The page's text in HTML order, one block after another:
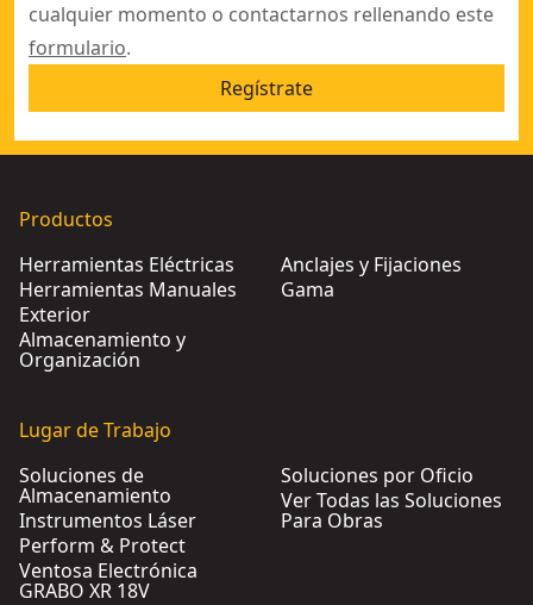
cualquier momento o contactarnos rellenando este
formulario.
Regístrate
Productos
Herramientas Eléctricas
Herramientas Manuales
Exterior
Almacenamiento y
Organización
Anclajes y Fijaciones
Gama
Lugar de Trabajo
Soluciones de
Almacenamiento
Instrumentos Láser
Perform & Protect
Ventosa Electrónica
GRABO XR 18V
Soluciones por Oficio
Ver Todas las Soluciones
Para Obras